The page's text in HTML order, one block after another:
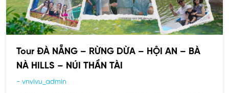
Tour ĐÀ NẴNG – RỪNG DỪA – HỘI AN – BÀ
NÀ HILLS – NÚI THẦN TÀI
- vnvivu_admin